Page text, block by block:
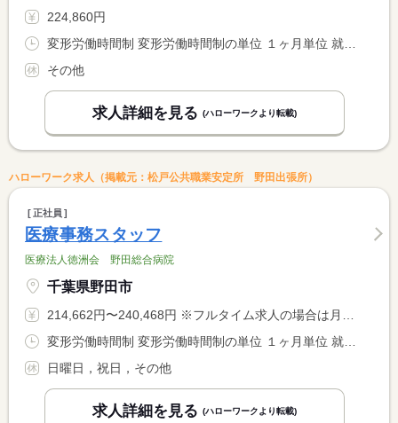
224,860円
その他
求人詳細を見る (ハローワークより転載)
ハローワーク求人（掲載元：松戸公共職業安定所 野田出張所）
正社員
医療事務スタッフ
医療法人徳洲会 野田総合病院
千葉県野田市
214,662円〜240,468円 ※フルタイム求人の場合は月額（換算額）、パート求人の場合は時間額を表示しています。
日曜日，祝日，その他
求人詳細を見る (ハローワークより転載)